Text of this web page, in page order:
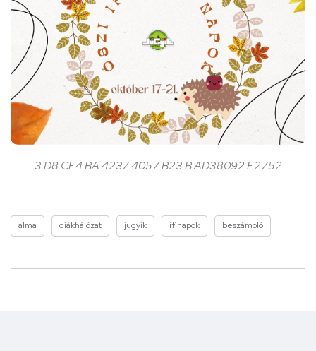
3 D8 CF4 BA 4237 4057 B23 B AD38092 F2752
alma diákhálózat jugyik ifinapok beszámoló